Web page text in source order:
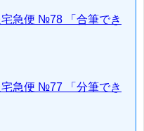
急便 №78 「合筆でき
急便 №77 「分筆でき